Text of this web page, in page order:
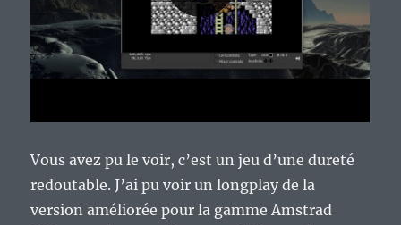
Vous avez pu le voir, c’est un jeu d’une dureté
redoutable. J’ai pu voir un longplay de la
version améliorée pour la gamme Amstrad